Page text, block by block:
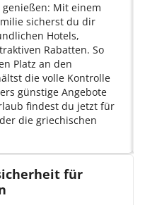
Mit einem
sicherst du dir
Hotels,
Rabatten. So
Platz an den
die volle Kontrolle
günstige Angebote
findest du jetzt für
die griechischen
für